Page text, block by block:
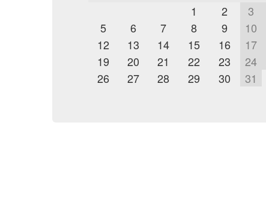
1 2 3
5
6 7 8 9 10
12
13 14 15 16 17
19
20 21 22 23 24
26
27 28 29 30 31